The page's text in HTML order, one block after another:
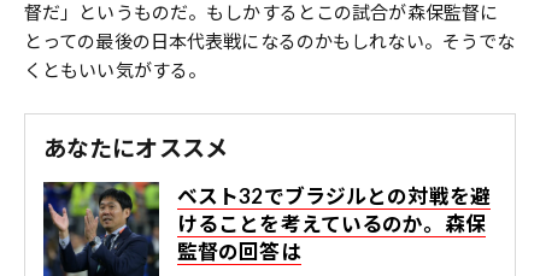
督だ」というものだ。もしかするとこの試合が森保監督に
とっての最後の日本代表戦になるのかもしれない。そうでな
くともいい気がする。
あなたにオススメ
ベスト32でブラジルとの対戦を避
けることを考えているのか。森保
監督の回答は